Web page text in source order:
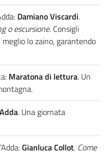
Damiano Viscardi.
o escursione. Consigli
lo zaino, garantendo
Maratona di lettura. Un
. Una giornata
Gianluca Collot. Come